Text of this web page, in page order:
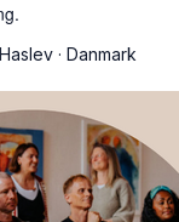
· Danmark